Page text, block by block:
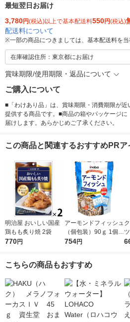
最短翌日お届け
3,780円(税込)以上で基本配送料550円(税込)
配送料について
※一部の商品につきましては、基本配送料を当
在庫確認住所：東京都にお届け
賞味期限/使用期限・返品について
ご購入について
■「わけあり品」は、賞味期限・消費期限が
提供する商品です。■商品の箱やパッケージ
届けします。あらかじめご了承ください。
この商品と関連するおすすめPRア
明治屋 おいしい国産
鶏もも炙り焼 2袋
770円
アーモンドフィッシュ
（個包装）90ｇ 1個
ミックスナッツ 個包
754円
こちらの商品もおすすめ